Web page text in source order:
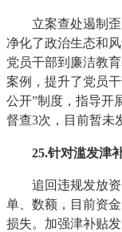
立案查处遏制歪
净化了政治生态和
党员干部到廉洁教
案例，提升了党员
公开”制度，指导开
督查3次，目前暂未
25.针对滥发津
追回违规发放资
单、数额，目前资
损失。加强津补贴